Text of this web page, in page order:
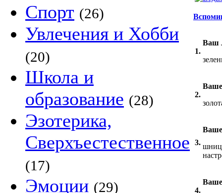
Спорт (26)
Увлечения и Хобби
(20)
Школа и
образование (28)
Эзотерика,
Сверхъестественное
(17)
Эмоции (29)
1.
Ваш
2.
Ваше
3.
4.
Ваше